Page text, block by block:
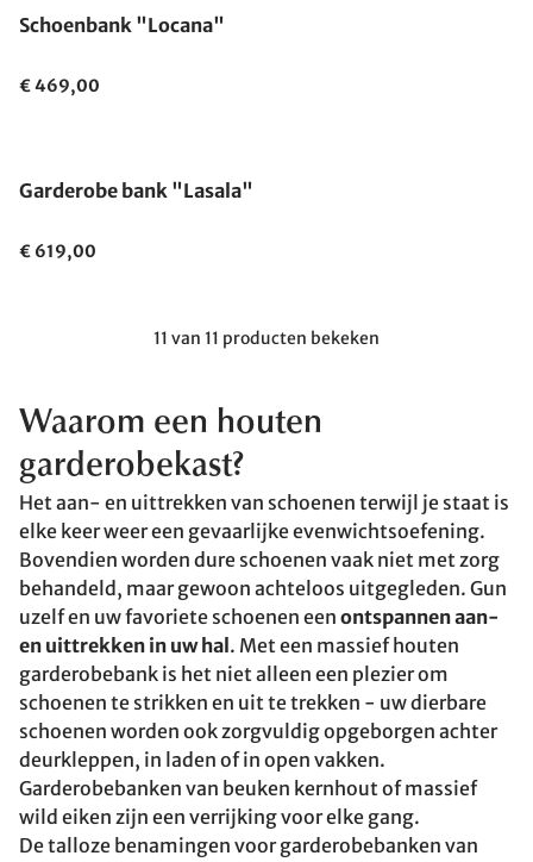
Schoenbank "Locana"
€ 469,00
Garderobe bank "Lasala"
€ 619,00
11 van 11 producten bekeken
Waarom een houten
garderobekast?
Het aan- en uittrekken van schoenen terwijl je staat is
elke keer weer een gevaarlijke evenwichtsoefening.
Bovendien worden dure schoenen vaak niet met zorg
behandeld, maar gewoon achteloos uitgegleden. Gun
uzelf en uw favoriete schoenen een ontspannen aan-
en uittrekken in uw hal . Met een massief houten
garderobebank is het niet alleen een plezier om
schoenen te strikken en uit te trekken - uw dierbare
schoenen worden ook zorgvuldig opgeborgen achter
deurkleppen, in laden of in open vakken.
Garderobebanken van beuken kernhout of massief
wild eiken zijn een verrijking voor elke gang.
De talloze benamingen voor garderobebanken van